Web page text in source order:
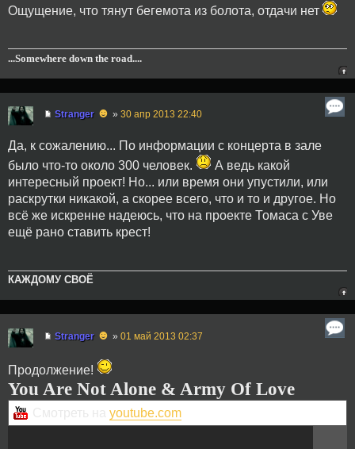
Ощущение, что тянут бегемота из болота, отдачи нет
...Somewhere down the road....
Stranger ☻ » 30 апр 2013 22:40
Да, к сожалению... По информации с концерта в зале
было что-то около 300 человек.
А ведь какой
интересный проект! Но... или время они упустили, или
раскрутки никакой, а скорее всего, что и то и другое. Но
всё же искренне надеюсь, что на проекте Томаса с Уве
ещё рано ставить крест!
КАЖДОМУ СВОЁ
Stranger ☻ » 01 май 2013 02:37
Продолжение!
You Are Not Alone & Army Of Love
youtube.com